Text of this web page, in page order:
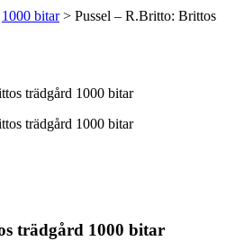
1000 bitar> Pussel – R.Britto: Brittos
trädgård 1000 bitar